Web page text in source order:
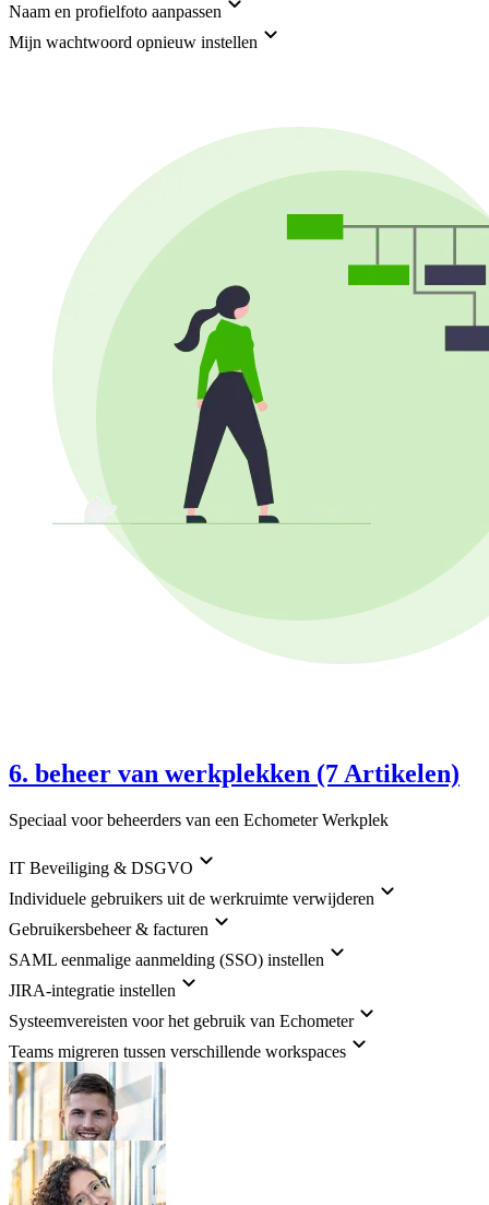
Naam en profielfoto aanpassen
Mijn wachtwoord opnieuw instellen
6. beheer van werkplekken (7 Artikelen)
Speciaal voor beheerders van een Echometer Werkplek
IT Beveiliging & DSGVO
Individuele gebruikers uit de werkruimte verwijderen
Gebruikersbeheer & facturen
SAML eenmalige aanmelding (SSO) instellen
JIRA-integratie instellen
Systeemvereisten voor het gebruik van Echometer
Teams migreren tussen verschillende workspaces